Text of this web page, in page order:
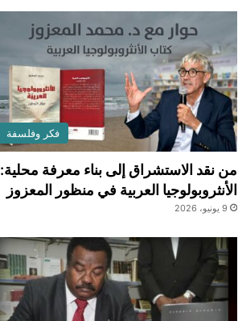
فكر وفلسفة
من نقد الاستشراق إلى بناء معرفة محلية:
الأنثروبولوجيا العربية في منظور المعزوز
9 يونيو، 2026